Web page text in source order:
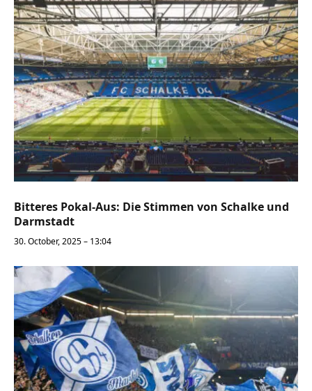
Bitteres Pokal-Aus: Die Stimmen von Schalke und
Darmstadt
30. October, 2025 – 13:04